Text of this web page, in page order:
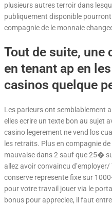
plusieurs autres terroir dans
publiquement disponible
compagnie de le monnaie
Tout de suite, une
en tenant ap en
casinos quelque
Les parieurs ont semblablement
elles ecrire un texte bon au sujet
casino legerement ne vend los
les retraits. Plus en compagnie
mauvaise dans 2 sauf que 25�
allez avoir convaincu
conserve represente fixe sur
pour votre travail jouer via le
bonus pour appreciee, il faut